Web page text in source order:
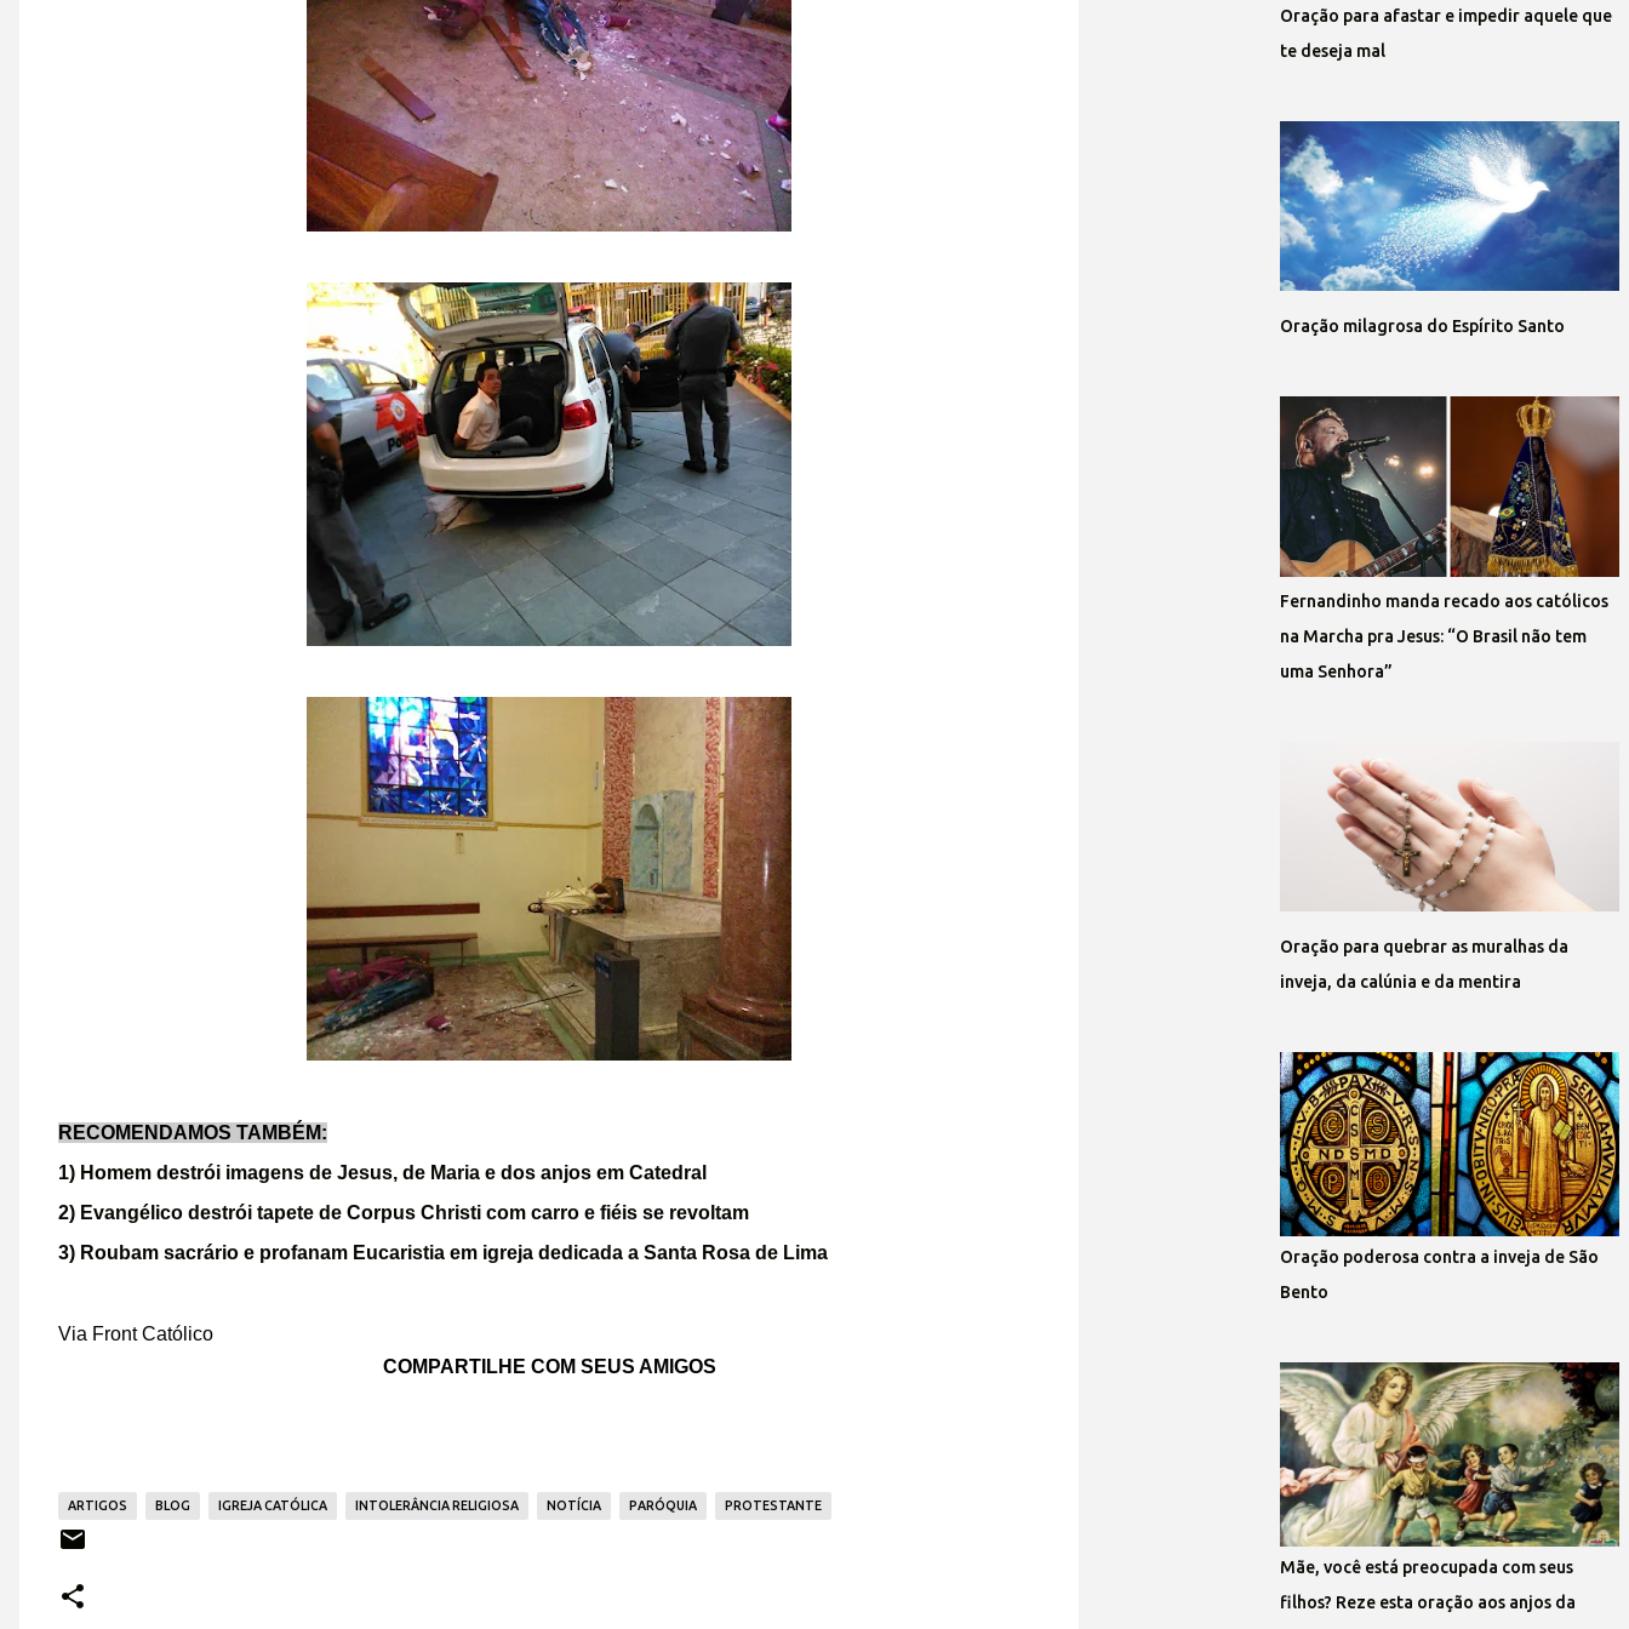
RECOMENDAMOS TAMBÉM:
1) Homem destrói imagens de Jesus, de Maria e dos anjos em Catedral
2) Evangélico destrói tapete de Corpus Christi com carro e fiéis se revoltam
3) Roubam sacrário e profanam Eucaristia em igreja dedicada a Santa Rosa de Lima
Via Front Católico
COMPARTILHE COM SEUS AMIGOS
ARTIGOS BLOG IGREJA CATÓLICA INTOLERÂNCIA RELIGIOSA NOTÍCIA PARÓQUIA PROTESTANTE
Oração para afastar e impedir aquele que
te deseja mal
Oração milagrosa do Espírito Santo
Fernandinho manda recado aos católicos
na Marcha pra Jesus: “O Brasil não tem
uma Senhora”
Oração para quebrar as muralhas da
inveja, da calúnia e da mentira
Oração poderosa contra a inveja de São
Bento
Mãe, você está preocupada com seus
filhos? Reze esta oração aos anjos da